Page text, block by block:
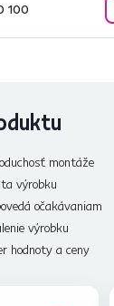
100
montáže
výrobku
očakávaniam
výrobku
hodnoty a ceny